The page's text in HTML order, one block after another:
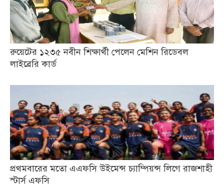
রুয়েটের ১২৩৫ নবীন শিক্ষার্থী পেলেন মেশিন রিডেবল
লাইব্রেরি কার্ড
প্রথমবারের মতো এএফসি উইমেন্স চ্যাম্পিয়ন্স লিগে রাজশাহী
স্টার্স এফসি